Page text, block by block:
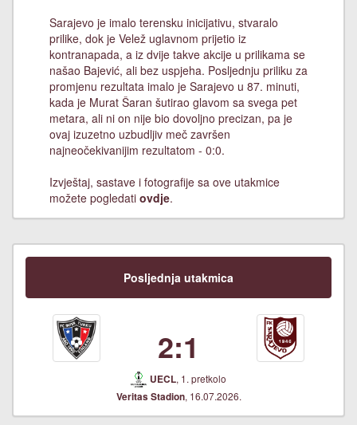
Sarajevo je imalo terensku inicijativu, stvaralo
prilike, dok je Velež uglavnom prijetio iz
kontranapada, a iz dvije takve akcije u prilikama se
našao Bajević, ali bez uspjeha. Posljednju priliku za
promjenu rezultata imalo je Sarajevo u 87. minuti,
kada je Murat Šaran šutirao glavom sa svega pet
metara, ali ni on nije bio dovoljno precizan, pa je
ovaj izuzetno uzbudljiv meč završen
najneočekivanijim rezultatom - 0:0.
Izvještaj, sastave i fotografije sa ove utakmice
možete pogledati ovdje.
Posljednja utakmica
2:1
UECL, 1. pretkolo
Veritas Stadion, 16.07.2026.